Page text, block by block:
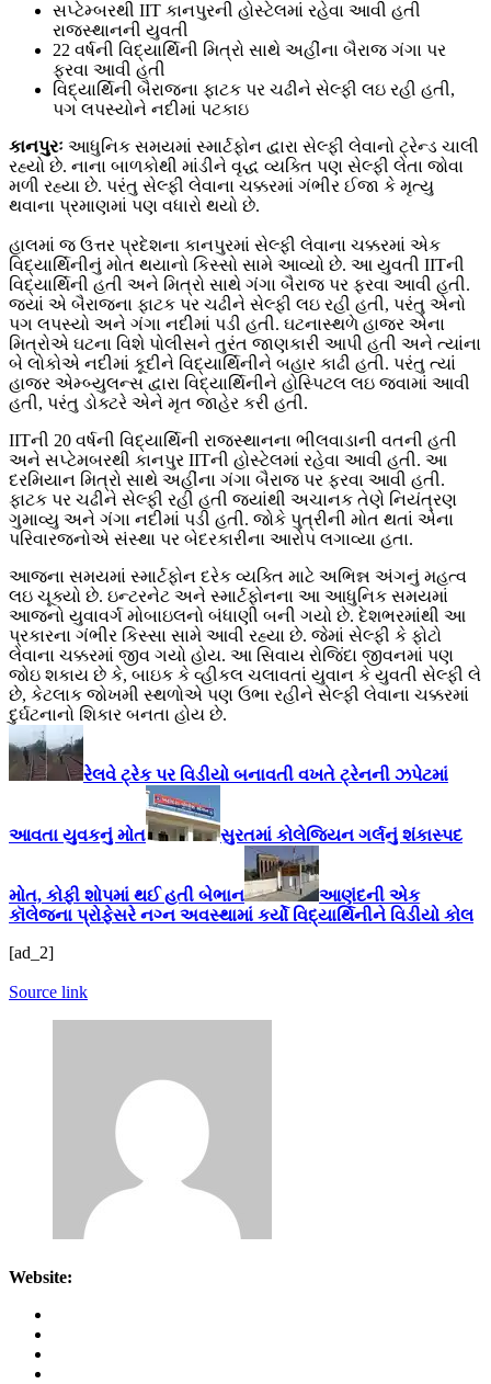
સપ્ટેમ્બરથી IIT કાનપુરની હોસ્ટેલમાં રહેવા આવી હતી
રાજસ્થાનની યુવતી
22 વર્ષની વિદ્યાર્થિની મિત્રો સાથે અહીંના બૈરાજ ગંગા પર
ફરવા આવી હતી
વિદ્યાર્થિની બૈરાજના ફાટક પર ચઢીને સેલ્ફી લઇ રહી હતી,
પગ લપસ્યોને નદીમાં પટકાઇ
કાનપુરઃ આધુનિક સમયમાં સ્માર્ટફોન દ્વારા સેલ્ફી લેવાનો ટ્રેન્ડ ચાલી
રહ્યો છે. નાના બાળકોથી માંડીને વૃદ્ધ વ્યક્તિ પણ સેલ્ફી લેતા જોવા
મળી રહ્યા છે. પરંતુ સેલ્ફી લેવાના ચક્કરમાં ગંભીર ઈજા કે મૃત્યુ
થવાના પ્રમાણમાં પણ વધારો થયો છે.
હાલમાં જ ઉત્તર પ્રદેશના કાનપુરમાં સેલ્ફી લેવાના ચક્કરમાં એક
વિદ્યાર્થિનીનું મોત થયાનો કિસ્સો સામે આવ્યો છે. આ યુવતી IITની
વિદ્યાર્થિની હતી અને મિત્રો સાથે ગંગા બૈરાજ પર ફરવા આવી હતી.
જ્યાં એ બૈરાજના ફાટક પર ચઢીને સેલ્ફી લઇ રહી હતી, પરંતુ એનો
પગ લપસ્યો અને ગંગા નદીમાં પડી હતી. ઘટનાસ્થળે હાજર એના
મિત્રોએ ઘટના વિશે પોલીસને તુરંત જાણકારી આપી હતી અને ત્યાંના
બે લોકોએ નદીમાં કૂદીને વિદ્યાર્થિનીને બહાર કાઢી હતી. પરંતુ ત્યાં
હાજર એમ્બ્યુલન્સ દ્વારા વિદ્યાર્થિનીને હોસ્પિટલ લઇ જવામાં આવી
હતી, પરંતુ ડોક્ટરે એને મૃત જાહેર કરી હતી.
IITની 20 વર્ષની વિદ્યાર્થિની રાજસ્થાનના ભીલવાડાની વતની હતી
અને સપ્ટેમબરથી કાનપુર IITની હોસ્ટેલમાં રહેવા આવી હતી. આ
દરમિયાન મિત્રો સાથે અહીંના ગંગા બૈરાજ પર ફરવા આવી હતી.
ફાટક પર ચઢીને સેલ્ફી રહી હતી જ્યાંથી અચાનક તેણે નિયંત્રણ
ગુમાવ્યુ અને ગંગા નદીમાં પડી હતી. જોકે પુત્રીની મોત થતાં એના
પરિવારજનોએ સંસ્થા પર બેદરકારીના આરોપ લગાવ્યા હતા.
આજના સમયમાં સ્માર્ટફોન દરેક વ્યક્તિ માટે અભિન્ન અંગનું મહત્વ
લઇ ચૂક્યો છે. ઇન્ટરનેટ અને સ્માર્ટફોનના આ આધુનિક સમયમાં
આજનો યુવાવર્ગ મોબાઇલનો બંધાણી બની ગયો છે. દેશભરમાંથી આ
પ્રકારના ગંભીર કિસ્સા સામે આવી રહ્યા છે. જેમાં સેલ્ફી કે ફોટો
લેવાના ચક્કરમાં જીવ ગયો હોય. આ સિવાય રોજિંદા જીવનમાં પણ
જોઇ શકાય છે કે, બાઇક કે વ્હીકલ ચલાવતાં યુવાન કે યુવતી સેલ્ફી લે
છે, કેટલાક જોખમી સ્થળોએ પણ ઉભા રહીને સેલ્ફી લેવાના ચક્કરમાં
દુર્ઘટનાનો શિકાર બનતા હોય છે.
રેલવે ટ્રેક પર વિડીયો બનાવતી વખતે ટ્રેનની ઝપેટમાં
આવતા યુવકનું મોત સુરતમાં કોલેજિયન ગર્લનું શંકાસ્પદ
મોત, કોફી શોપમાં થઈ હતી બેભાન
આણંદની એક
કૉલેજના પ્રોફેસરે નગ્ન અવસ્થામાં કર્યો વિદ્યાર્થિનીને વિડીયો કોલ
[ad_2]
Source link
Website: